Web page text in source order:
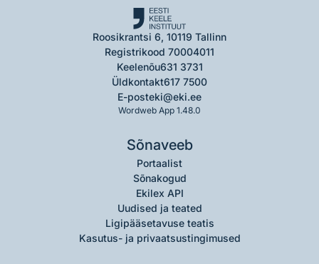
Roosikrantsi 6, 10119 Tallinn
Registrikood 70004011
Keelenõu631 3731
Üldkontakt617 7500
E-posteki@eki.ee
Wordweb App 1.48.0
Sõnaveeb
Portaalist
Sõnakogud
Ekilex API
Uudised ja teated
Ligipääsetavuse teatis
Kasutus- ja privaatsustingimused